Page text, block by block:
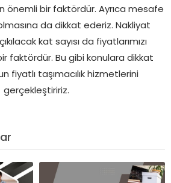
önemli bir faktördür. Ayrıca mesafe
da dikkat ederiz. Nakliyat
kat sayısı da fiyatlarımızı
faktördür. Bu gibi konulara dikkat
fiyatlı taşımacılık hizmetlerini
gerçekleştiririz.